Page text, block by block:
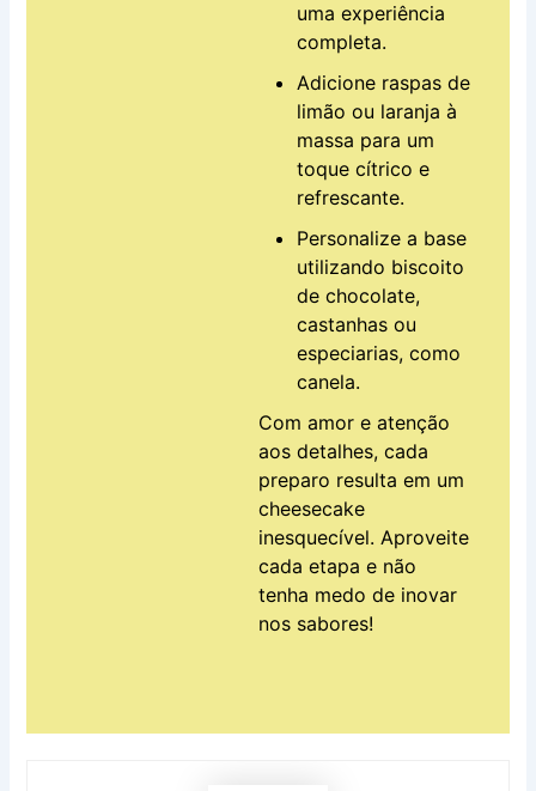
uma experiência
completa.
Adicione raspas de
limão ou laranja à
massa para um
toque cítrico e
refrescante.
Personalize a base
utilizando biscoito
de chocolate,
castanhas ou
especiarias, como
canela.
Com amor e atenção
aos detalhes, cada
preparo resulta em um
cheesecake
inesquecível. Aproveite
cada etapa e não
tenha medo de inovar
nos sabores!